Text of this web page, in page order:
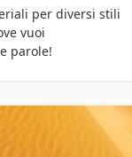
per diversi stili
vuoi
parole!